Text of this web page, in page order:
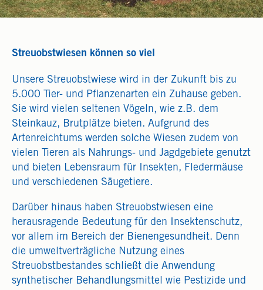
Streuobstwiesen können so viel
Unsere Streuobstwiese wird in der Zukunft bis zu
5.000 Tier- und Pflanzenarten ein Zuhause geben.
Sie wird vielen seltenen Vögeln, wie z.B. dem
Steinkauz, Brutplätze bieten. Aufgrund des
Artenreichtums werden solche Wiesen zudem von
vielen Tieren als Nahrungs- und Jagdgebiete genutzt
und bieten Lebensraum für Insekten, Fledermäuse
und verschiedenen Säugetiere.
Darüber hinaus haben Streuobstwiesen eine
herausragende Bedeutung für den Insektenschutz,
vor allem im Bereich der Bienengesundheit. Denn
die umweltverträgliche Nutzung eines
Streuobstbestandes schließt die Anwendung
synthetischer Behandlungsmittel wie Pestizide und